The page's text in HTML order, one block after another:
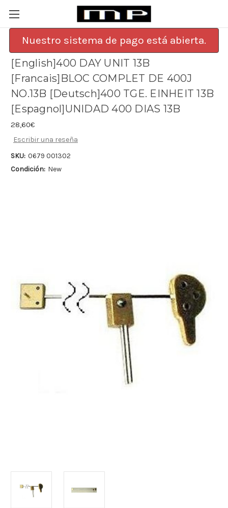
Nuestro sistema de pago está abierta.
[English]400 DAY UNIT 13B
[Francais]BLOC COMPLET DE 400J
NO.13B [Deutsch]400 TGE. EINHEIT 13B
[Espagnol]UNIDAD 400 DIAS 13B
28,60€
Escribir una reseña
SKU: 0679 001302
Condición: New